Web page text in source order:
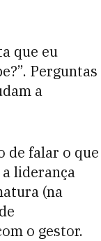
que eu
Perguntas
a
de falar o que
liderança
(na
o gestor.